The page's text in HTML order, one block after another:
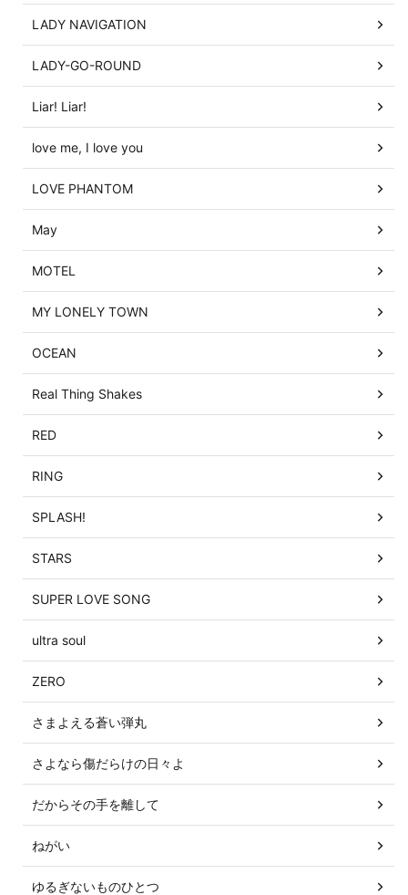
LADY NAVIGATION
LADY-GO-ROUND
Liar! Liar!
love me, I love you
LOVE PHANTOM
May
MOTEL
MY LONELY TOWN
OCEAN
Real Thing Shakes
RED
RING
SPLASH!
STARS
SUPER LOVE SONG
ultra soul
ZERO
さまよえる蒼い弾丸
さよなら傷だらけの日々よ
だからその手を離して
ねがい
ゆるぎないものひとつ